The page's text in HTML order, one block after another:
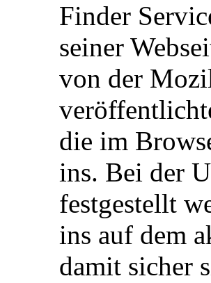
Finder
seiner
von der
die im
ins. Bei der
festgestellt
ins auf dem
damit sicher